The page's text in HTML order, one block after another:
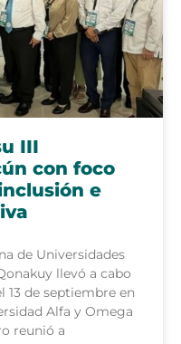
III
con foco
e
de Universidades
llevó a cabo
13 de septiembre en
Alfa y Omega
reunió a